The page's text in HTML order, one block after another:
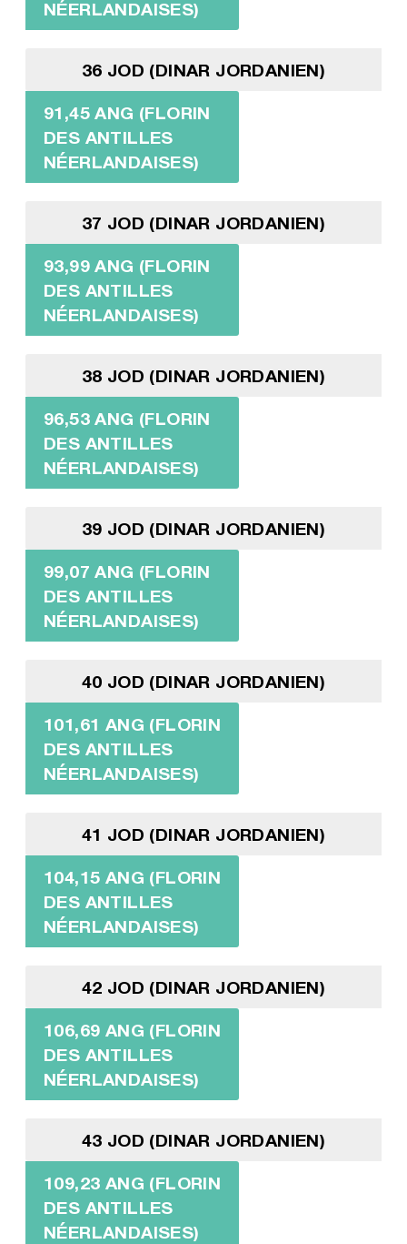
NÉERLANDAISES)
36 JOD (DINAR JORDANIEN)
91,45 ANG (FLORIN
DES ANTILLES
NÉERLANDAISES)
37 JOD (DINAR JORDANIEN)
93,99 ANG (FLORIN
DES ANTILLES
NÉERLANDAISES)
38 JOD (DINAR JORDANIEN)
96,53 ANG (FLORIN
DES ANTILLES
NÉERLANDAISES)
39 JOD (DINAR JORDANIEN)
99,07 ANG (FLORIN
DES ANTILLES
NÉERLANDAISES)
40 JOD (DINAR JORDANIEN)
101,61 ANG (FLORIN
DES ANTILLES
NÉERLANDAISES)
41 JOD (DINAR JORDANIEN)
104,15 ANG (FLORIN
DES ANTILLES
NÉERLANDAISES)
42 JOD (DINAR JORDANIEN)
106,69 ANG (FLORIN
DES ANTILLES
NÉERLANDAISES)
43 JOD (DINAR JORDANIEN)
109,23 ANG (FLORIN
DES ANTILLES
NÉERLANDAISES)